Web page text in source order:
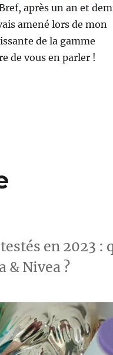
après un an et
amené lors de mon
de la gamme
de vous en parler !
en 2023 :
& Nivea ?